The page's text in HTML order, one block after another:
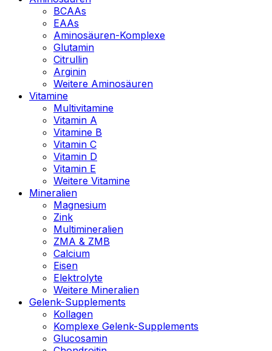
BCAAs
EAAs
Aminosäuren-Komplexe
Glutamin
Citrullin
Arginin
Weitere Aminosäuren
Vitamine
Multivitamine
Vitamin A
Vitamine B
Vitamin C
Vitamin D
Vitamin E
Weitere Vitamine
Mineralien
Magnesium
Zink
Multimineralien
ZMA & ZMB
Calcium
Eisen
Elektrolyte
Weitere Mineralien
Gelenk-Supplements
Kollagen
Komplexe Gelenk-Supplements
Glucosamin